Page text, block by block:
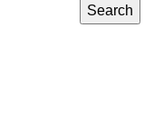
Search